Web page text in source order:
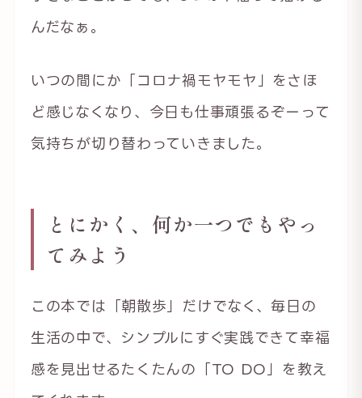
んだなぁ。
いつの間にか「コロナ禍モヤモヤ」をさほ
ど感じなくなり、今日も仕事頑張るぞーって
気持ちが切り替わっていきました。
とにかく、何か一つでもやっ
てみよう
この本では「朝散歩」だけでなく、毎日の
生活の中で、シンプルにすぐ実践できて幸福
感を見出せるたくたんの「TO DO」を教え